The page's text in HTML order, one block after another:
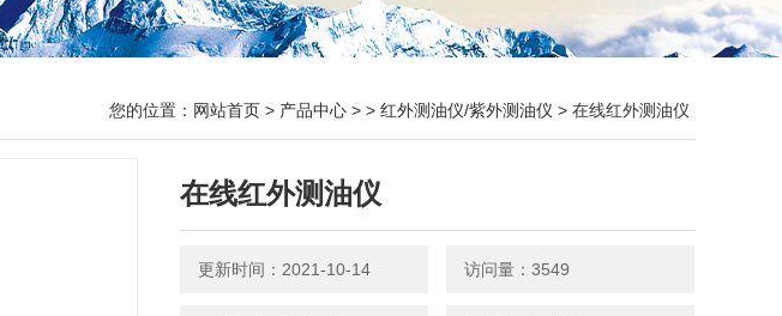
您的位置： 网站首页 > 产品中心 > > 红外测油仪/紫外测油仪 > 在线红外测油仪
在线红外测油仪
更新时间：2021-10-14 访问量：3549